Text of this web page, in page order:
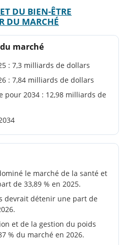
DU BIEN-ÊTRE
DU MARCHÉ
marché
: 7,3 milliards de dollars
: 7,84 milliards de dollars
pour 2034 : 12,98 milliards de
le marché de la santé et
de 33,89 % en 2025.
devrait détenir une part de
et de la gestion du poids
% du marché en 2026.